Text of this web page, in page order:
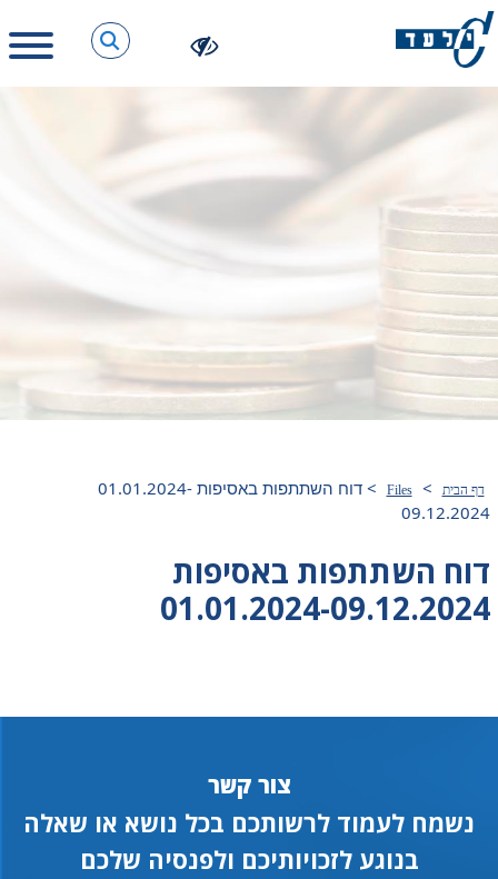
דף הבית >
Files
>
דוח השתתפות באסיפות 01.01.2024-
09.12.2024
דוח השתתפות באסיפות
01.01.2024-09.12.2024
צור קשר
נשמח לעמוד לרשותכם בכל נושא או שאלה
בנוגע לזכויותיכם ולפנסיה שלכם